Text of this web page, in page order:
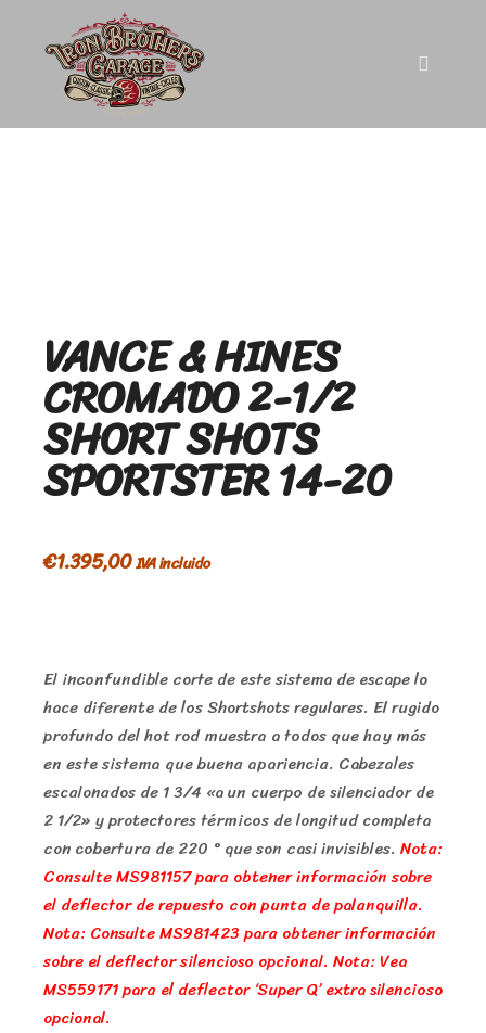
VANCE & HINES
CROMADO 2-1/2
SHORT SHOTS
SPORTSTER 14-20
€1.395,00IVA incluido
El inconfundible corte de este sistema de escape lo
hace diferente de los Shortshots regulares. El rugido
profundo del hot rod muestra a todos que hay más
en este sistema que buena apariencia. Cabezales
escalonados de 1 3/4 «a un cuerpo de silenciador de
2 1/2» y protectores térmicos de longitud completa
con cobertura de 220 ° que son casi invisibles. Nota:
Consulte MS981157 para obtener información sobre
el deflector de repuesto con punta de palanquilla.
Nota: Consulte MS981423 para obtener información
sobre el deflector silencioso opcional. Nota: Vea
MS559171 para el deflector ‘Super Q’ extra silencioso
opcional.